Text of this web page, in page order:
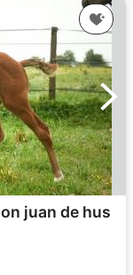
juan de hus